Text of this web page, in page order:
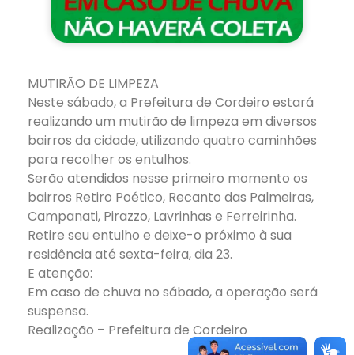
MUTIRÃO DE LIMPEZA
Neste sábado, a Prefeitura de Cordeiro estará
realizando um mutirão de limpeza em diversos
bairros da cidade, utilizando quatro caminhões
para recolher os entulhos.
Serão atendidos nesse primeiro momento os
bairros Retiro Poético, Recanto das Palmeiras,
Campanati, Pirazzo, Lavrinhas e Ferreirinha.
Retire seu entulho e deixe-o próximo à sua
residência até sexta-feira, dia 23.
E atenção:
Em caso de chuva no sábado, a operação será
suspensa.
Realização – Prefeitura de Cordeiro